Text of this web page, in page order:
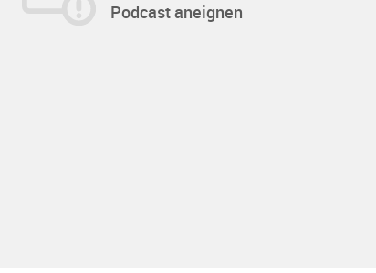
Podcast aneignen